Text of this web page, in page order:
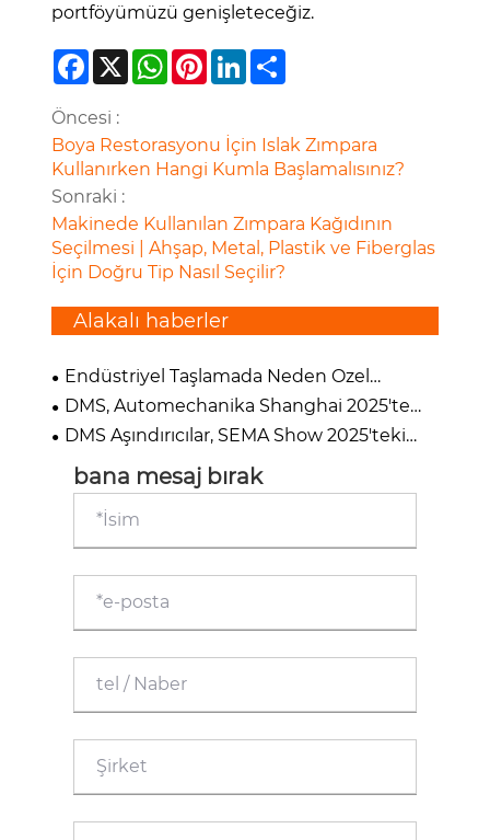
portföyümüzü genişleteceğiz.
Facebook
X WhatsApp
Pinterest
LinkedIn
Share
Öncesi :
Boya Restorasyonu İçin Islak Zımpara
Kullanırken Hangi Kumla Başlamalısınız?
Sonraki :
Makinede Kullanılan Zımpara Kağıdının
Seçilmesi | Ahşap, Metal, Plastik ve Fiberglas
İçin Doğru Tip Nasıl Seçilir?
Alakalı haberler
Endüstriyel Taşlamada Neden Özel
Zımpara Kağıdı Yaygın Olarak Kullanılır? –
Kalite Kontrol Seçenekleri
DMS, Automechanika Shanghai 2025'te
Yenilikçi Aşındırıcı Çözümlerini Sergiliyor
DMS Aşındırıcılar, SEMA Show 2025'teki
Güçlendiriyor
bana mesaj bırak